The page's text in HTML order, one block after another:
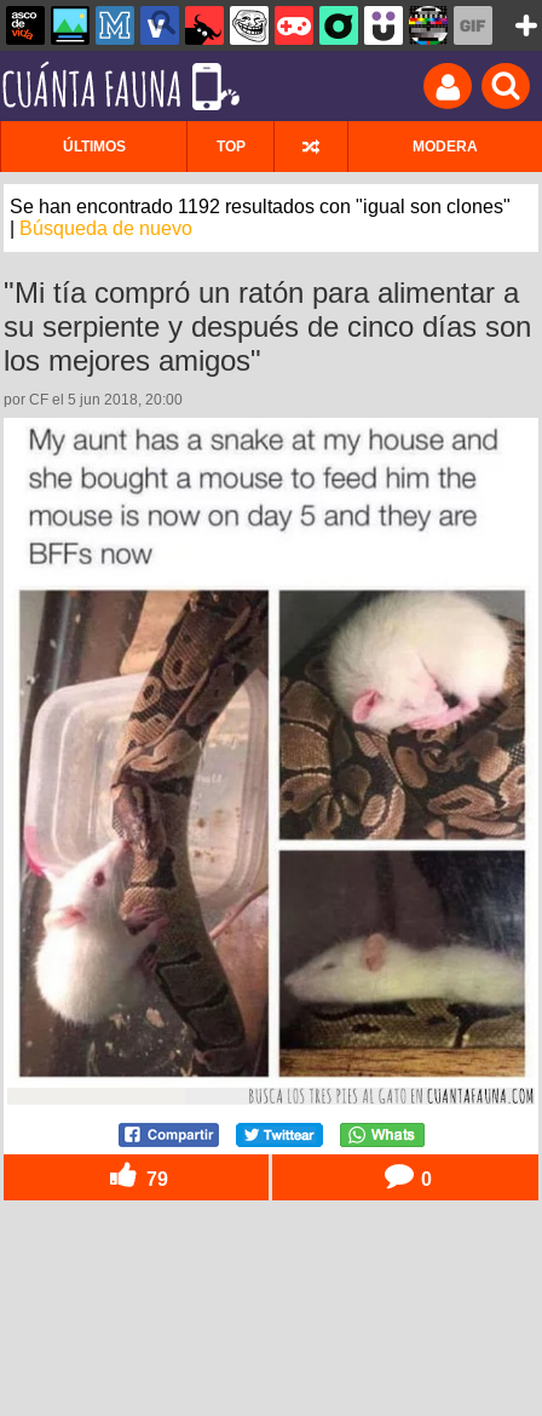
ÚLTIMOS TOP MODERA
Se han encontrado 1192 resultados con "igual son clones"
Búsqueda de nuevo
"Mi tía compró un ratón para alimentar a
su serpiente y después de cinco días son
los mejores amigos"
por CF el 5 jun 2018, 20:00
79 0